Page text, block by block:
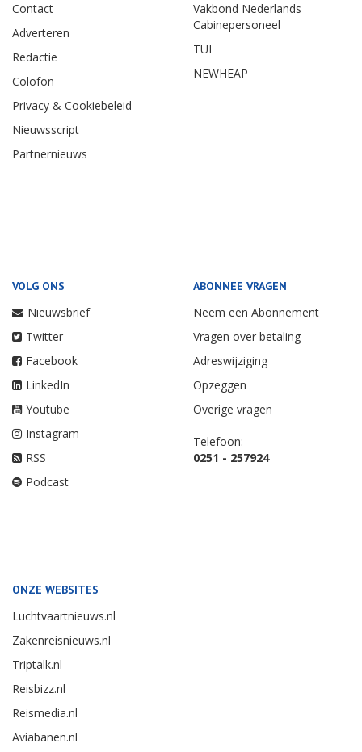
Contact
Adverteren
Redactie
Colofon
Privacy & Cookiebeleid
Nieuwsscript
Partnernieuws
Vakbond Nederlands
Cabinepersoneel
TUI
NEWHEAP
VOLG ONS
Nieuwsbrief
Twitter
Facebook
LinkedIn
Youtube
Instagram
RSS
Podcast
ABONNEE VRAGEN
Neem een Abonnement
Vragen over betaling
Adreswijziging
Opzeggen
Overige vragen
Telefoon:
0251 - 257924
ONZE WEBSITES
Luchtvaartnieuws.nl
Zakenreisnieuws.nl
Triptalk.nl
Reisbizz.nl
Reismedia.nl
Aviabanen.nl